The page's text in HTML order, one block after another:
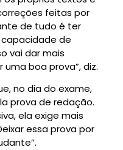
feitas por
de tudo é ter
de
vai dar mais
boa prova”, diz.
no dia do exame,
prova de redação.
ela exige mais
essa prova por